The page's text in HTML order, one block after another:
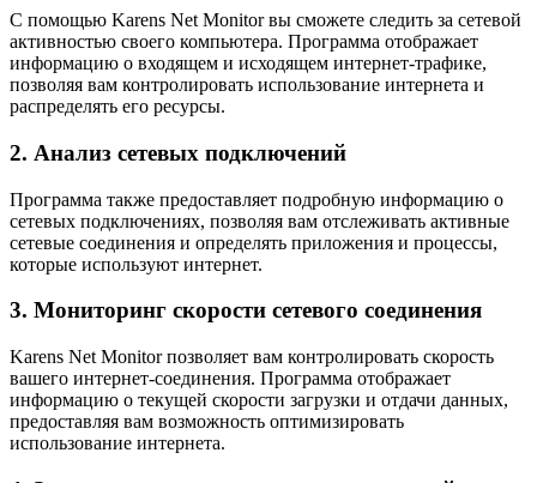
С помощью Karens Net Monitor вы сможете следить за сетевой
активностью своего компьютера. Программа отображает
информацию о входящем и исходящем интернет-трафике,
позволяя вам контролировать использование интернета и
распределять его ресурсы.
2. Анализ сетевых подключений
Программа также предоставляет подробную информацию о
сетевых подключениях, позволяя вам отслеживать активные
сетевые соединения и определять приложения и процессы,
которые используют интернет.
3. Мониторинг скорости сетевого соединения
Karens Net Monitor позволяет вам контролировать скорость
вашего интернет-соединения. Программа отображает
информацию о текущей скорости загрузки и отдачи данных,
предоставляя вам возможность оптимизировать
использование интернета.